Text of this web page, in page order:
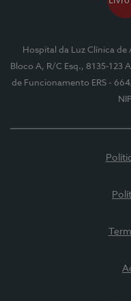
Hospital da Luz Clínica de
Bloco A, R/C Esq., 8135-123
de Funcionamento ERS -